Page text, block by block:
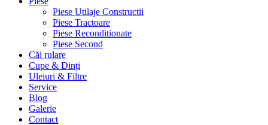
Piese Utilaje Constructii
Piese Tractoare
Piese Reconditionate
Piese Second
Căi rulare
Cupe & Dinți
Uleiuri & Filtre
Service
Blog
Galerie
Contact